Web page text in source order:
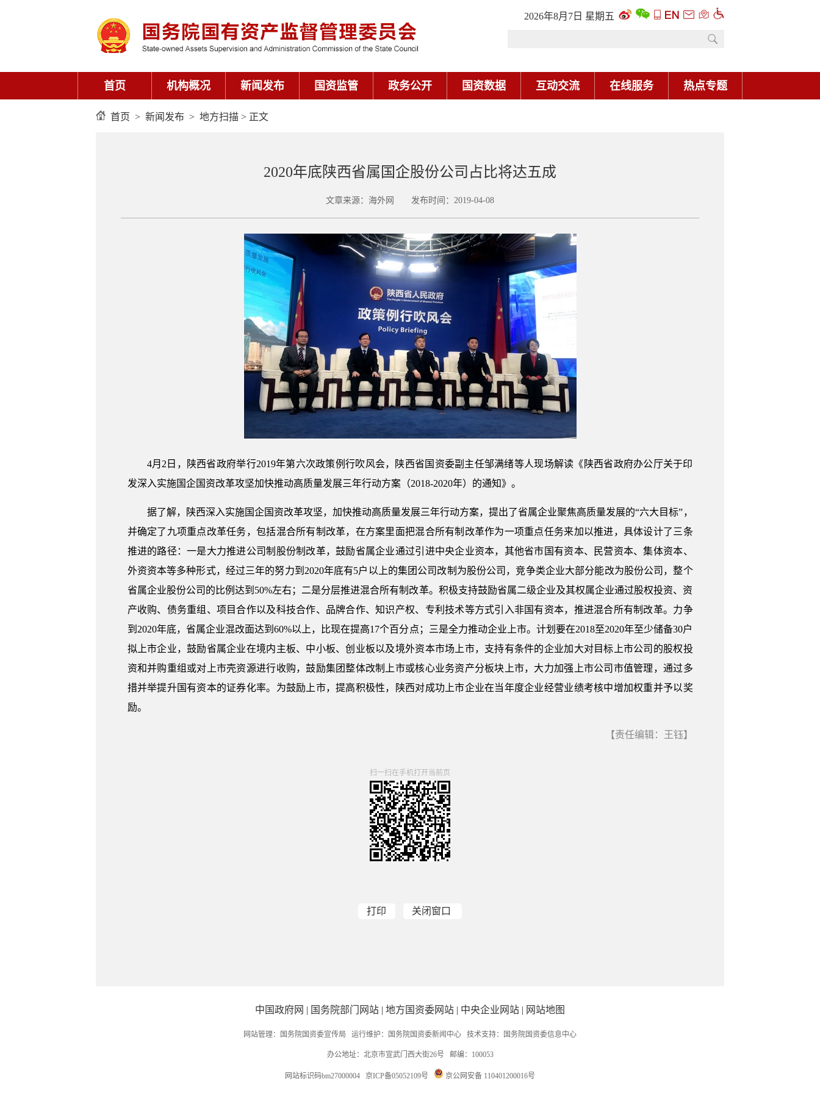
2026年8月7日 星期五
首页 机构概况 新闻发布 国资监管 政务公开 国资数据 互动交流 在线服务 热点专题
首页 > 新闻发布 > 地方扫描 > 正文
2020年底陕西省属国企股份公司占比将达五成
文章来源：海外网 发布时间：2019-04-08
4月2日，陕西省政府举行2019年第六次政策例行吹风会，陕西省国资委副主任邹满绪等人现场解读《陕西省政府办公厅关于印
发深入实施国企国资改革攻坚加快推动高质量发展三年行动方案（2018-2020年）的通知》。
据了解，陕西深入实施国企国资改革攻坚，加快推动高质量发展三年行动方案，提出了省属企业聚焦高质量发展的“六大目标”，
并确定了九项重点改革任务，包括混合所有制改革，在方案里面把混合所有制改革作为一项重点任务来加以推进，具体设计了三条
推进的路径：一是大力推进公司制股份制改革，鼓励省属企业通过引进中央企业资本，其他省市国有资本、民营资本、集体资本、
外资资本等多种形式，经过三年的努力到2020年底有5户以上的集团公司改制为股份公司，竞争类企业大部分能改为股份公司，整个
省属企业股份公司的比例达到50%左右；二是分层推进混合所有制改革。积极支持鼓励省属二级企业及其权属企业通过股权投资、资
产收购、债务重组、项目合作以及科技合作、品牌合作、知识产权、专利技术等方式引入非国有资本，推进混合所有制改革。力争
到2020年底，省属企业混改面达到60%以上，比现在提高17个百分点；三是全力推动企业上市。计划要在2018至2020年至少储备30户
拟上市企业，鼓励省属企业在境内主板、中小板、创业板以及境外资本市场上市，支持有条件的企业加大对目标上市公司的股权投
资和并购重组或对上市壳资源进行收购，鼓励集团整体改制上市或核心业务资产分板块上市，大力加强上市公司市值管理，通过多
措并举提升国有资本的证券化率。为鼓励上市，提高积极性，陕西对成功上市企业在当年度企业经营业绩考核中增加权重并予以奖
励。
【责任编辑：王钰】
扫一扫在手机打开当前页
打印 关闭窗口